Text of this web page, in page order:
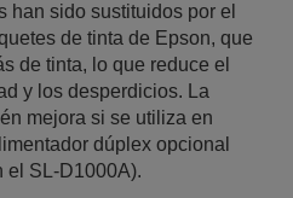
han sido sustituidos por el
de tinta de Epson, que
de tinta, lo que reduce el
y los desperdicios. La
mejora si se utiliza en
dúplex opcional
el SL-D1000A).